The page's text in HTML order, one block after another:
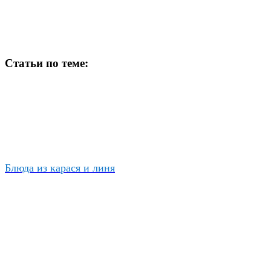
Статьи по теме:
Блюда из карася и линя